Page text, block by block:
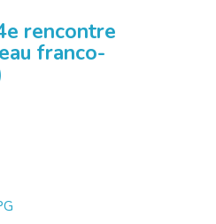
rencontre
franco-